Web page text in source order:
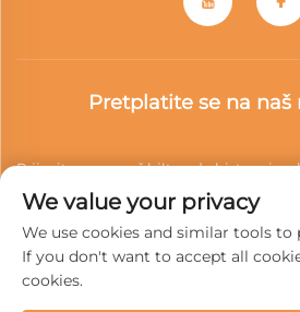
Pretplatite se na naš
Prijavite se na naš bilten da biste
industrije, ažuriranja i uvide iz našeg
We value your privacy
We use cookies and similar tools to
If you don't want to accept all
cookies.